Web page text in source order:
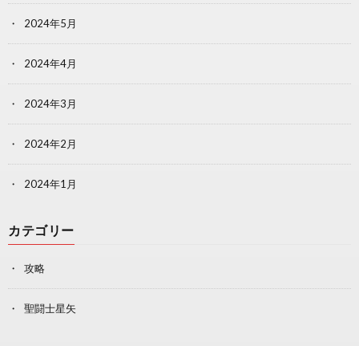
2024年5月
2024年4月
2024年3月
2024年2月
2024年1月
カテゴリー
攻略
聖闘士星矢